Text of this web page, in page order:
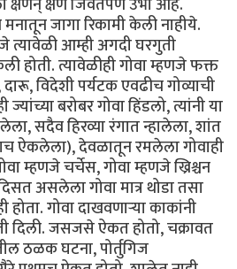
जागा रिकामी केली नाहीये.
आम्ही अगदी घरगुती
होती. त्यावेळीही गोवा म्हणजे फक्त
विदेशी पर्यटक एवढीच गोव्याची
बरोबर गोवा हिंडलो, त्यांनी या
सदैव हिरव्या रंगात न्हालेला, शांत
ऐकलेला), देवळातून रमलेला गोवाही
म्हणजे चर्चेस, गोवा म्हणजे ख्रिश्चन
असलेला गोवा मात्र थोडा तसा
गोवा दाखवणार्‍या काकांनी
दिली. जसजसे ऐकत होतो, चक्रावत
ठळक घटना, पोर्तुगिज